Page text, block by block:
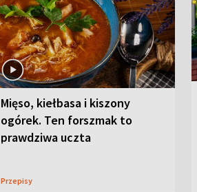
Mięso, kiełbasa i kiszony
ogórek. Ten forszmak to
prawdziwa uczta
Przepisy